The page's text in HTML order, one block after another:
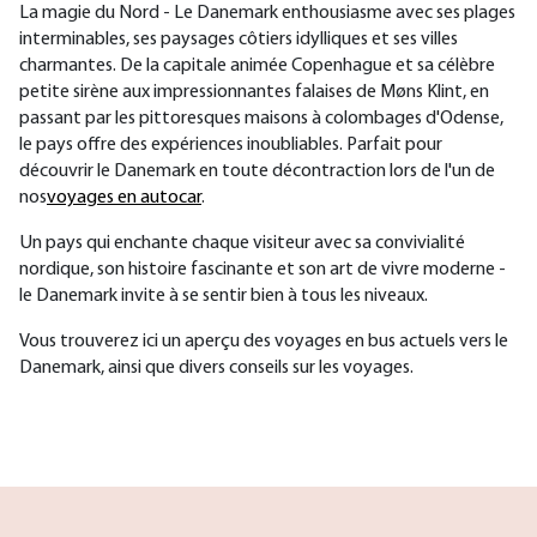
La magie du Nord - Le Danemark enthousiasme avec ses plages
interminables, ses paysages côtiers idylliques et ses villes
charmantes. De la capitale animée Copenhague et sa célèbre
petite sirène aux impressionnantes falaises de Møns Klint, en
passant par les pittoresques maisons à colombages d'Odense,
le pays offre des expériences inoubliables. Parfait pour
découvrir le Danemarken toute décontraction lors de l'un de
nosvoyages en autocar.
Un pays qui enchante chaque visiteur avec sa convivialité
nordique, son histoire fascinante et son art de vivre moderne -
le Danemark invite à se sentir bien à tous les niveaux.
Vous trouverez ici un aperçu des voyages en bus actuels vers le
Danemark, ainsi que divers conseils sur les voyages.